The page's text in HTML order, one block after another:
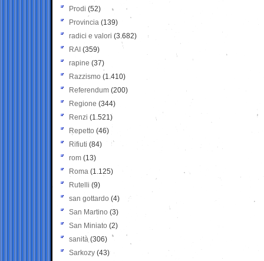
Prodi (52)
Provincia (139)
radici e valori (3.682)
RAI (359)
rapine (37)
Razzismo (1.410)
Referendum (200)
Regione (344)
Renzi (1.521)
Repetto (46)
Rifiuti (84)
rom (13)
Roma (1.125)
Rutelli (9)
san gottardo (4)
San Martino (3)
San Miniato (2)
sanità (306)
Sarkozy (43)